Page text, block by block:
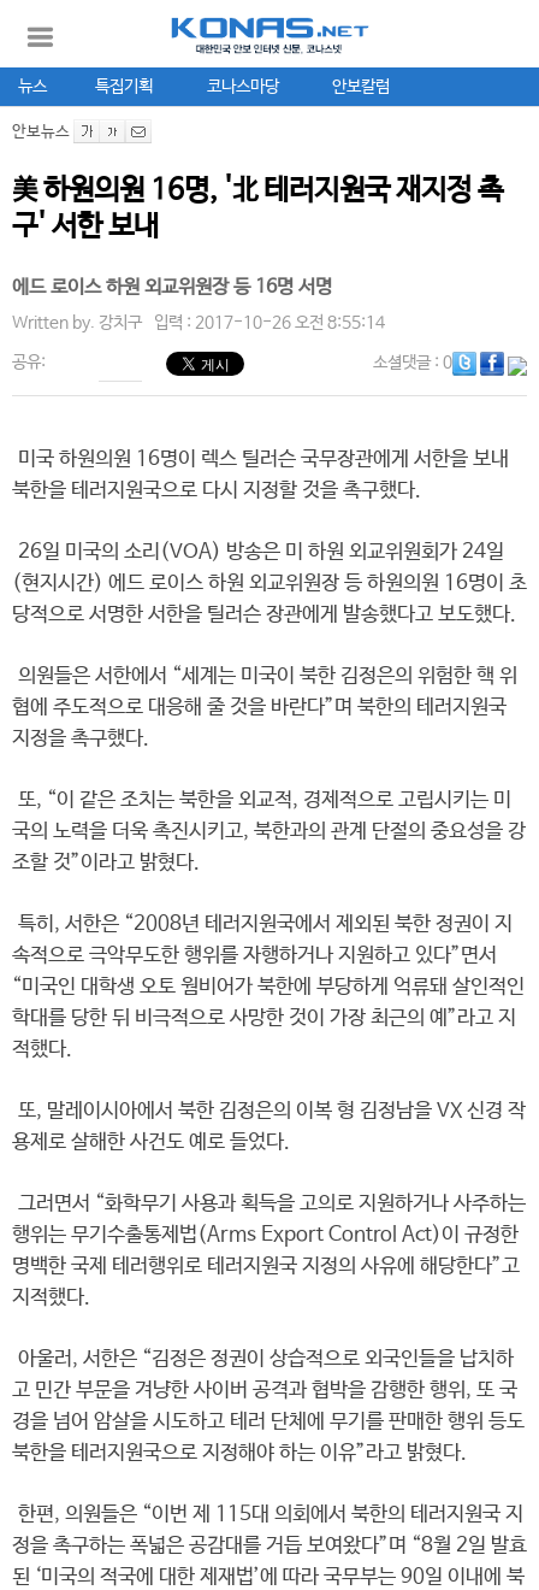
뉴스 특집기획 코나스마당 안보칼럼
안보뉴스
美 하원의원 16명, '北 테러지원국 재지정 촉
구' 서한 보내
에드 로이스 하원 외교위원장 등 16명 서명
Written by. 강치구 입력 : 2017-10-26 오전 8:55:14
공유: 소셜댓글: 0
미국 하원의원 16명이 렉스 틸러슨 국무장관에게 서한을 보내
북한을 테러지원국으로 다시 지정할 것을 촉구했다.
26일 미국의 소리(VOA) 방송은 미 하원 외교위원회가 24일
(현지시간) 에드 로이스 하원 외교위원장 등 하원의원 16명이 초
당적으로 서명한 서한을 틸러슨 장관에게 발송했다고 보도했다.
의원들은 서한에서 “세계는 미국이 북한 김정은의 위험한 핵 위
협에 주도적으로 대응해 줄 것을 바란다”며 북한의 테러지원국
지정을 촉구했다.
또, “이 같은 조치는 북한을 외교적, 경제적으로 고립시키는 미
국의 노력을 더욱 촉진시키고, 북한과의 관계 단절의 중요성을 강
조할 것”이라고 밝혔다.
특히, 서한은 “2008년 테러지원국에서 제외된 북한 정권이 지
속적으로 극악무도한 행위를 자행하거나 지원하고 있다”면서
“미국인 대학생 오토 웜비어가 북한에 부당하게 억류돼 살인적인
학대를 당한 뒤 비극적으로 사망한 것이 가장 최근의 예”라고 지
적했다.
또, 말레이시아에서 북한 김정은의 이복 형 김정남을 VX 신경 작
용제로 살해한 사건도 예로 들었다.
그러면서 “화학무기 사용과 획득을 고의로 지원하거나 사주하는
행위는 무기수출통제법(Arms Export Control Act)이 규정한
명백한 국제 테러행위로 테러지원국 지정의 사유에 해당한다”고
지적했다.
아울러, 서한은 “김정은 정권이 상습적으로 외국인들을 납치하
고 민간 부문을 겨냥한 사이버 공격과 협박을 감행한 행위, 또 국
경을 넘어 암살을 시도하고 테러 단체에 무기를 판매한 행위 등도
북한을 테러지원국으로 지정해야 하는 이유”라고 밝혔다.
한편, 의원들은 “이번 제 115대 의회에서 북한의 테러지원국 지
정을 촉구하는 폭넓은 공감대를 거듭 보여왔다”며 “8월 2일 발효
된 ‘미국의 적국에 대한 제재법’에 따라 국무부는 90일 이내에 북